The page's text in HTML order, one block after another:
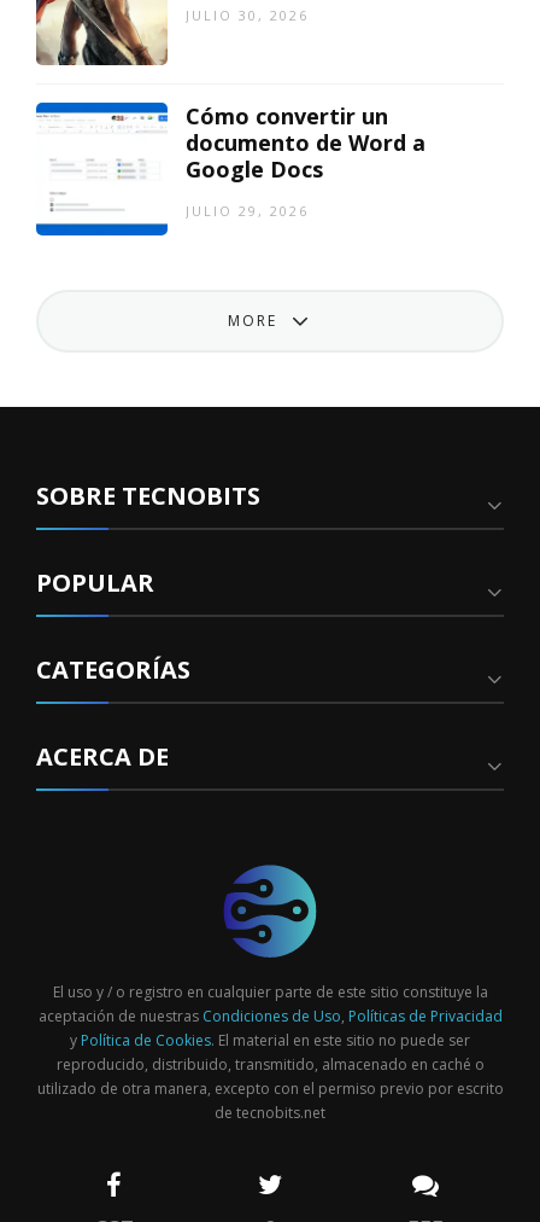
JULIO 30, 2026
Cómo convertir un
documento de Word a
Google Docs
JULIO 29, 2026
MORE
SOBRE TECNOBITS
POPULAR
CATEGORÍAS
ACERCA DE
El uso y / o registro en cualquier parte de este sitio constituye la
aceptación de nuestras Condiciones de Uso, Políticas de Privacidad
y Política de Cookies. El material en este sitio no puede ser
reproducido, distribuido, transmitido, almacenado en caché o
utilizado de otra manera, excepto con el permiso previo por escrito
de tecnobits.net